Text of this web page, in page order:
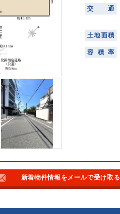
交 通
土地面積
容 積 率
新着物件情報をメールで受け取る